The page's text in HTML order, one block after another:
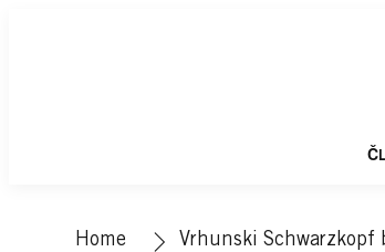
Home Vrhunski Schwarzkopf